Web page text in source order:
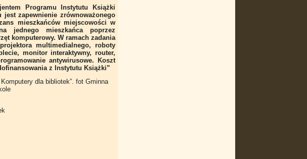
Programu Instytutu Książki
zapewnienie zrównoważonego
mieszkańców miejscowości w
jednego mieszkańca poprzez
komputerowy. W ramach zadania
multimedialnego, roboty
monitor interaktywny, router,
antywirusowe. Koszt
z Instytutu Książki”
dla bibliotek”. fot Gminna